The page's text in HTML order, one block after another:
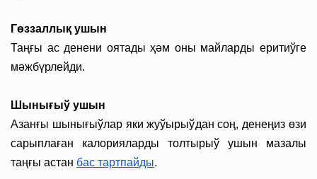
Гөззаллық ушын
Таңғы ас денени оятады ҳәм оны майларды еритиўге
мәжбүрлейди.
Шынығыў ушын
Азанғы шынығыўлар яки жуўырыўдан соң, денеңиз өзи
сарыплаған калорияларды толтырыў ушын мазалы
таңғы астан бас тартпайды.